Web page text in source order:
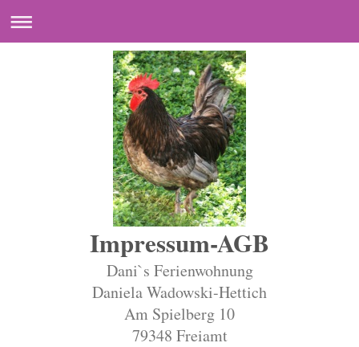
Impressum-AGB
Dani`s Ferienwohnung
Daniela Wadowski-Hettich
Am Spielberg 10
79348 Freiamt